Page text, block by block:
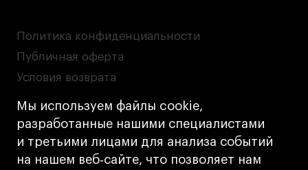
Мы используем файлы cookie,
разработанные нашими специалистами
и третьими лицами для анализа событий
на нашем веб‑сайте, что позволяет нам
Политика конфиденциальности
Публичная оферта
Условия возврата
Кредит на образование с господдержкой
Лицензия на осуществление образовательной
деятельности АНО ВО «Универсальный
Университет»
Карта сайта